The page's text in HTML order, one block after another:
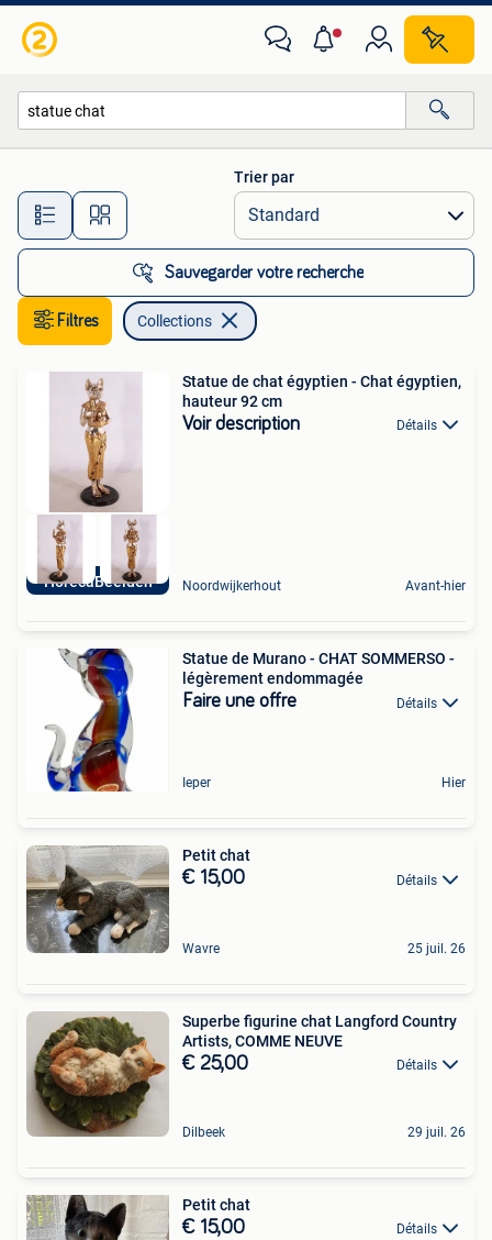
Toutes les distances…
Trier par
Sauvegarder votre recherche
Filtres Collections
HorecaBeelden
Statue de chat égyptien - Chat égyptien,
hauteur 92 cm
Voir description Détails
Noordwijkerhout Avant-hier
Statue de Murano - CHAT SOMMERSO -
légèrement endommagée
Faire une offre Détails
Ieper Hier
Petit chat
€ 15,00 Détails
Wavre 25 juil. 26
Superbe figurine chat Langford Country
Artists, COMME NEUVE
€ 25,00 Détails
Dilbeek 29 juil. 26
Petit chat
€ 15,00 Détails